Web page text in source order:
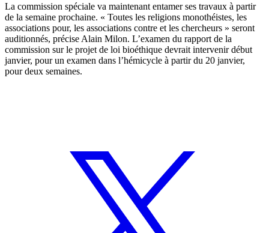
La commission spéciale va maintenant entamer ses travaux à partir
de la semaine prochaine. « Toutes les religions monothéistes, les
associations pour, les associations contre et les chercheurs » seront
auditionnés, précise Alain Milon. L’examen du rapport de la
commission sur le projet de loi bioéthique devrait intervenir début
janvier, pour un examen dans l’hémicycle à partir du 20 janvier,
pour deux semaines.